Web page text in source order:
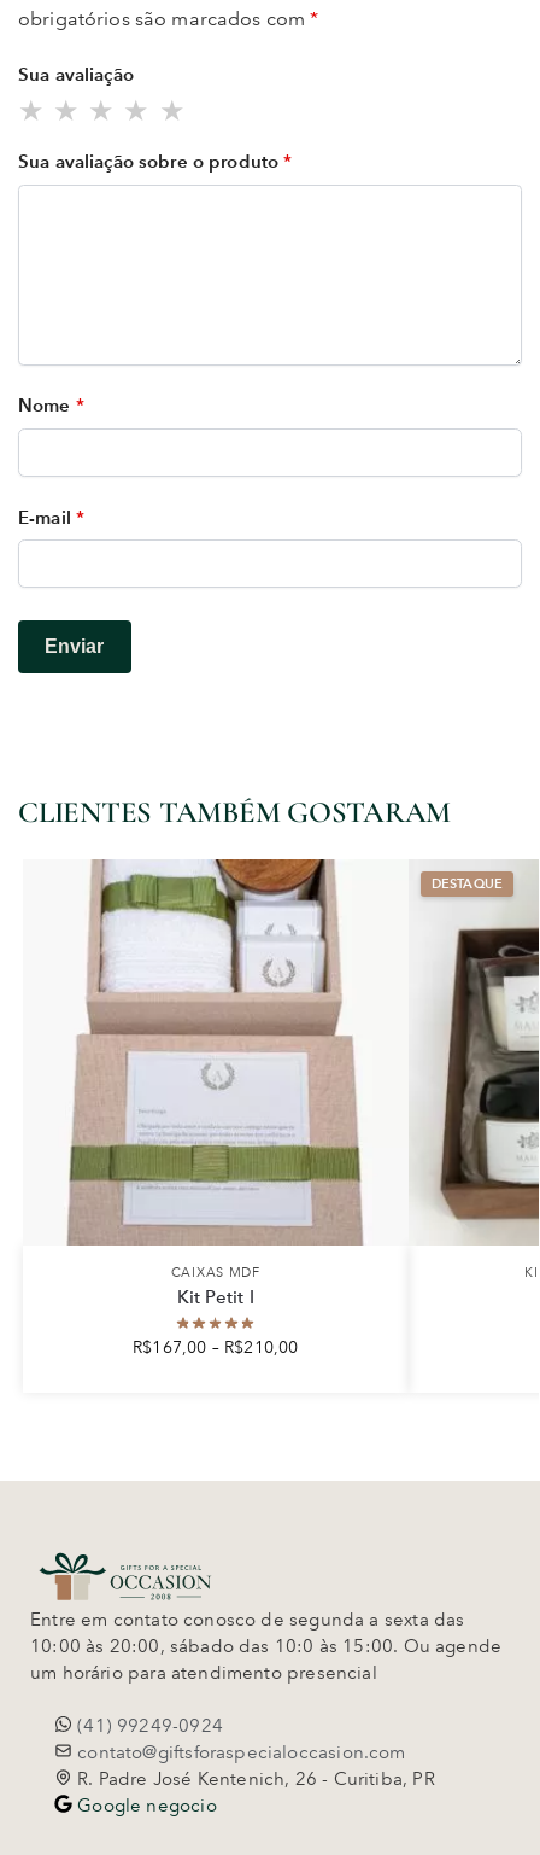
obrigatórios são marcados com*
Sua avaliação
Sua avaliação sobre o produto*
Nome *
E-mail *
CLIENTES TAMBÉM GOSTARAM
CAIXAS MDF
Kit Petit I
R$167,00 – R$210,00
Entre em contato conosco de segunda a sexta das
10:00 às 20:00, sábado das 10:0 às 15:00. Ou agende
um horário para atendimento presencial
(41) 99249-0924
contato@giftsforaspecialoccasion.com
R. Padre José Kentenich, 26 - Curitiba, PR
Google negocio